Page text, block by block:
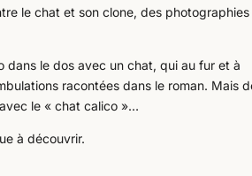
le chat et son clone, des photographies
dans le dos avec un chat, qui au fur et à
racontées dans le roman. Mais
le « chat calico »…
à découvrir.